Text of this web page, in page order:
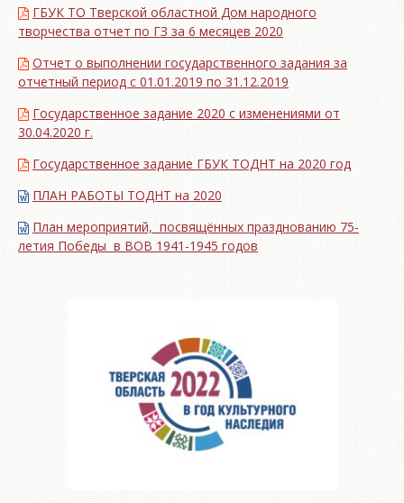
ГБУК ТО Тверской областной Дом народного
творчества отчет по ГЗ за 6 месяцев 2020
Отчет о выполнении государственного задания за
отчетный период с 01.01.2019 по 31.12.2019
Государственное задание 2020 с изменениями от
30.04.2020 г.
Государственное задание ГБУК ТОДНТ на 2020 год
ПЛАН РАБОТЫ ТОДНТ на 2020
План мероприятий, посвящённых празднованию 75-
летия Победы в ВОВ 1941-1945 годов